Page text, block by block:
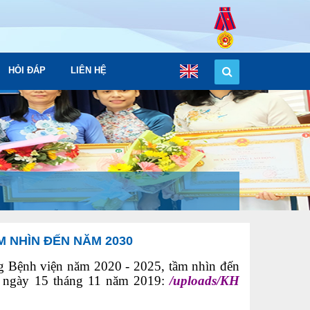
HỎI ĐÁP LIÊN HỆ
NHÌN ĐẾN NĂM 2030
Bệnh viện năm 2020 - 2025, tầm nhìn đến
15 tháng 11 năm 2019:/uploads/KH